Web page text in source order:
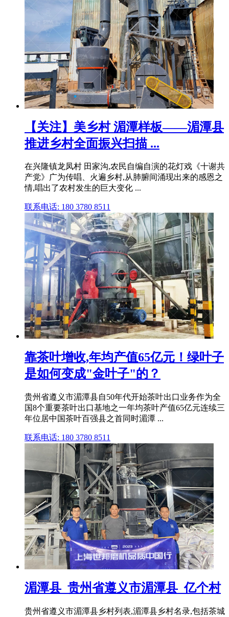
【关注】美乡村 湄潭样板——湄潭县
推进乡村全面振兴扫描 ...
在兴隆镇龙凤村 田家沟,农民自编自演的花灯戏《十谢共
产党》广为传唱、火遍乡村,从肺腑间涌现出来的感恩之
情,唱出了农村发生的巨大变化 ...
联系电话: 180 3780 8511
靠茶叶增收,年均产值65亿元！绿叶子
是如何变成"金叶子"的？
贵州省遵义市湄潭县自50年代开始茶叶出口业务作为全
国8个重要茶叶出口基地之一年均茶叶产值65亿元连续三
年位居中国茶叶百强县之首同时湄潭 ...
联系电话: 180 3780 8511
湄潭县_贵州省遵义市湄潭县_亿个村
贵州省遵义市湄潭县乡村列表,湄潭县乡村名录,包括茶城